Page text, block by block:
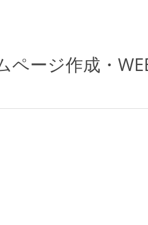
ページ作成・